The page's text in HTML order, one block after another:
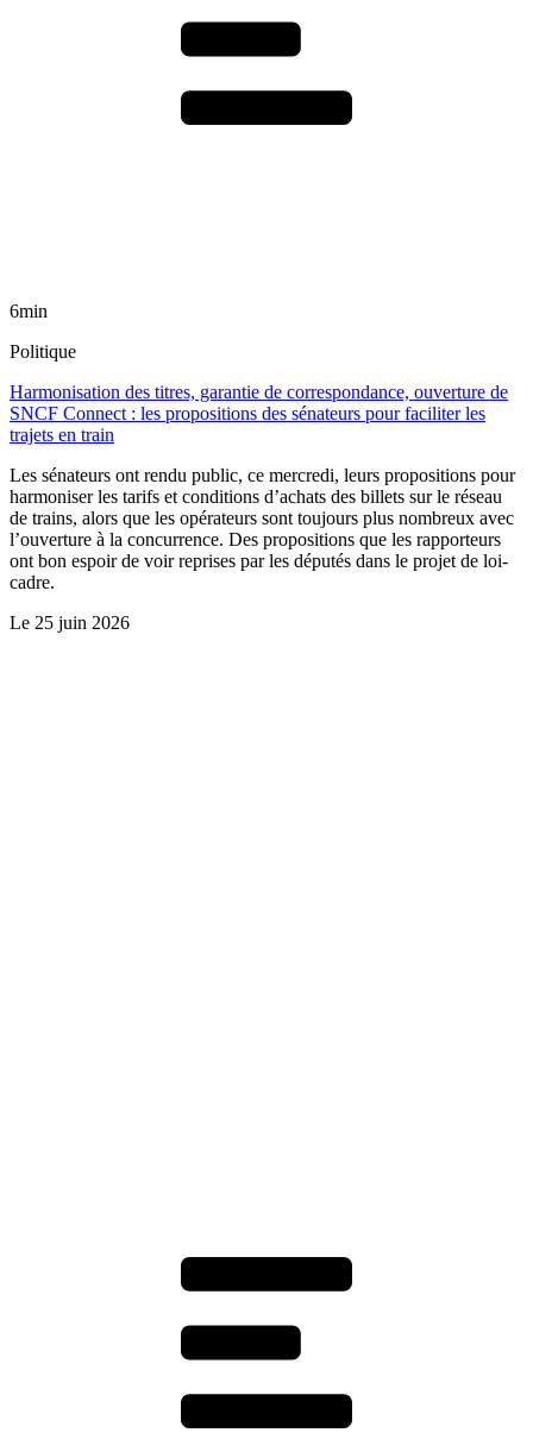
6min
Politique
Harmonisation des titres, garantie de correspondance, ouverture de
SNCF Connect : les propositions des sénateurs pour faciliter les
trajets en train
Les sénateurs ont rendu public, ce mercredi, leurs propositions pour
harmoniser les tarifs et conditions d’achats des billets sur le réseau
de trains, alors que les opérateurs sont toujours plus nombreux avec
l’ouverture à la concurrence. Des propositions que les rapporteurs
ont bon espoir de voir reprises par les députés dans le projet de loi-
cadre.
Le 25 juin 2026